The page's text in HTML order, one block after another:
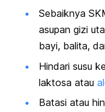
Sebaiknya
asupan gizi
bayi, balita,
Hindari susu
laktosa atau
Batasi atau